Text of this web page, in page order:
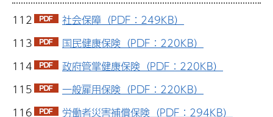
112
社会保障（PDF：249KB）
113
国民健康保険（PDF：220KB）
114
政府管掌健康保険（PDF：220KB）
115
一般雇用保険（PDF：220KB）
116
労働者災害補償保険（PDF：294KB）